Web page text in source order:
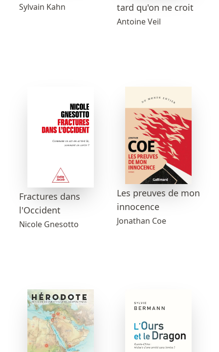
Sylvain Kahn
tard qu'on ne croit
Antoine Veil
Fractures dans
l'Occident
Nicole Gnesotto
Les preuves de mon
innocence
Jonathan Coe